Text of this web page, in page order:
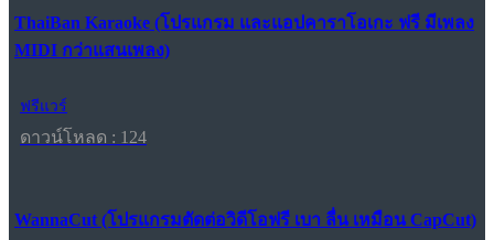
ThaiBan Karaoke (โปรแกรม และแอปคาราโอเกะ ฟรี มีเพลง
MIDI กว่าแสนเพลง)
ฟรีแวร์
ดาวน์โหลด : 124
WannaCut (โปรแกรมตัดต่อวิดีโอฟรี เบา ลื่น เหมือน CapCut)